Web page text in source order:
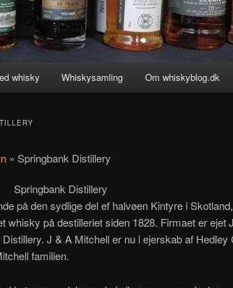
whisky Whiskysamling Om whiskyblog.dk
» Springbank Distillery
Springbank Distillery
på den sydlige del ef halvøen Kintyre i
whisky på destilleriet siden 1828. Firmaet er ejet
J & A Mitchell er nu i ejerskab af Hedley
familien.